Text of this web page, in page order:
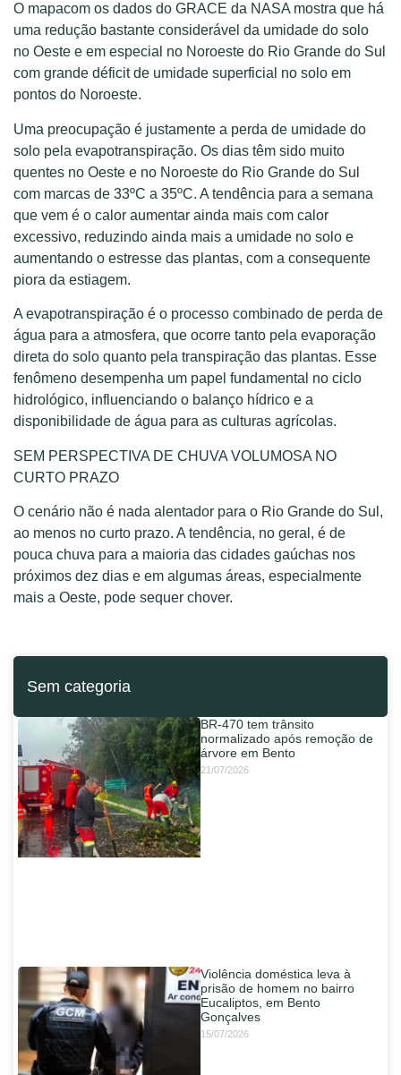
O mapacom os dados do GRACE da NASA mostra que há
uma redução bastante considerável da umidade do solo
no Oeste e em especial no Noroeste do Rio Grande do Sul
com grande déficit de umidade superficial no solo em
pontos do Noroeste.
Uma preocupação é justamente a perda de umidade do
solo pela evapotranspiração. Os dias têm sido muito
quentes no Oeste e no Noroeste do Rio Grande do Sul
com marcas de 33ºC a 35ºC. A tendência para a semana
que vem é o calor aumentar ainda mais com calor
excessivo, reduzindo ainda mais a umidade no solo e
aumentando o estresse das plantas, com a consequente
piora da estiagem.
A evapotranspiração é o processo combinado de perda de
água para a atmosfera, que ocorre tanto pela evaporação
direta do solo quanto pela transpiração das plantas. Esse
fenômeno desempenha um papel fundamental no ciclo
hidrológico, influenciando o balanço hídrico e a
disponibilidade de água para as culturas agrícolas.
SEM PERSPECTIVA DE CHUVA VOLUMOSA NO
CURTO PRAZO
O cenário não é nada alentador para o Rio Grande do Sul,
ao menos no curto prazo. A tendência, no geral, é de
pouca chuva para a maioria das cidades gaúchas nos
próximos dez dias e em algumas áreas, especialmente
mais a Oeste, pode sequer chover.
Sem categoria
BR-470 tem trânsito
normalizado após remoção de
árvore em Bento
21/07/2026
Violência doméstica leva à
prisão de homem no bairro
Eucaliptos, em Bento
Gonçalves
15/07/2026